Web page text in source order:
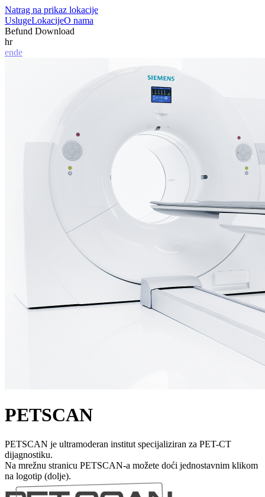
Natrag na prikaz lokacije
UslugeLokacijeO nama
Befund Download
hr
ende
PETSCAN
PETSCAN je ultramoderan institut specijaliziran za PET-CT
dijagnostiku.
Na mrežnu stranicu PETSCAN-a možete doći jednostavnim klikom
na logotip (dolje).